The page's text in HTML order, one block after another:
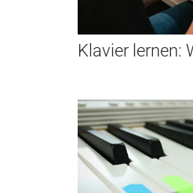
Klavier lernen: